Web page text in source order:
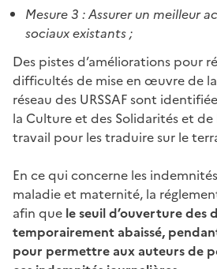
Mesure 3 : Assurer un meilleur
sociaux existants ;
Des pistes d’améliorations pour
difficultés de mise en œuvre de
réseau des URSSAF sont
la Culture et des Solidarités et de
travail pour les traduire sur le
En ce qui concerne les
maladie et maternité, la
afin que le seuil d’ouverture des
temporairement abaissé,
pour permettre aux auteurs de